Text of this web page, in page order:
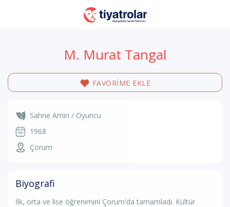
M. Murat Tangal
FAVORİME EKLE
Sahne Amiri / Oyuncu
1968
Çorum
Biyografi
İlk, orta ve lise öğrenimini Çorum'da tamamladı. Kültür